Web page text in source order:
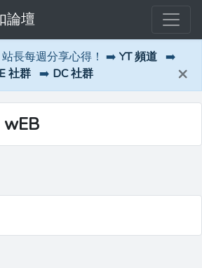
論壇
站長每週分享心得！ ➡️ YT 頻道 ➡️
社群 ➡️ DC 社群 ×
wEB